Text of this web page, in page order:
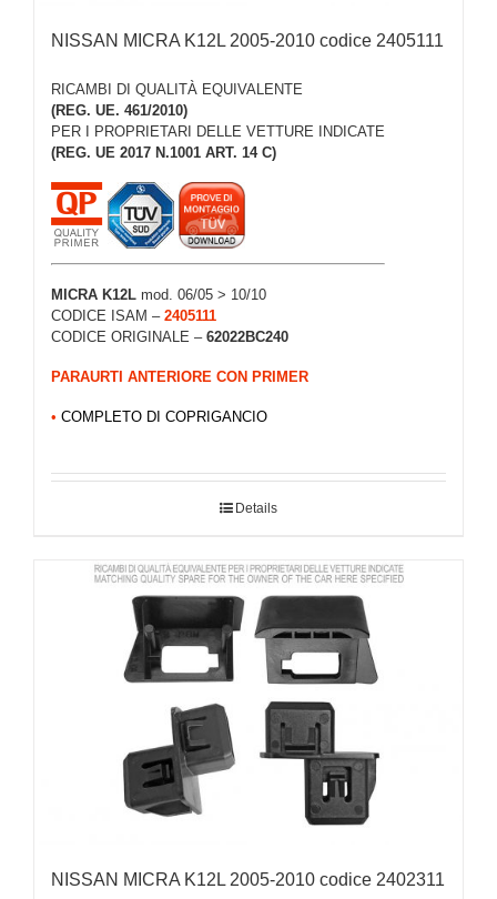
NISSAN MICRA K12L 2005-2010 codice 2405111
RICAMBI DI QUALITÀ EQUIVALENTE
(REG. UE. 461/2010)
PER I PROPRIETARI DELLE VETTURE INDICATE
(REG. UE 2017 N.1001 ART. 14 C)
MICRA K12L mod. 06/05 > 10/10
CODICE ISAM – 2405111
CODICE ORIGINALE – 62022BC240
PARAURTI ANTERIORE CON PRIMER
• COMPLETO DI COPRIGANCIO
Details
NISSAN MICRA K12L 2005-2010 codice 2402311